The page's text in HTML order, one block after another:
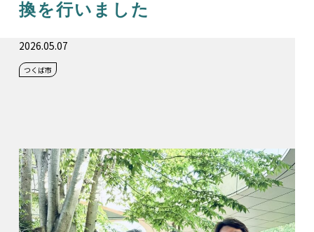
換を行いました
2026.05.07
つくば市